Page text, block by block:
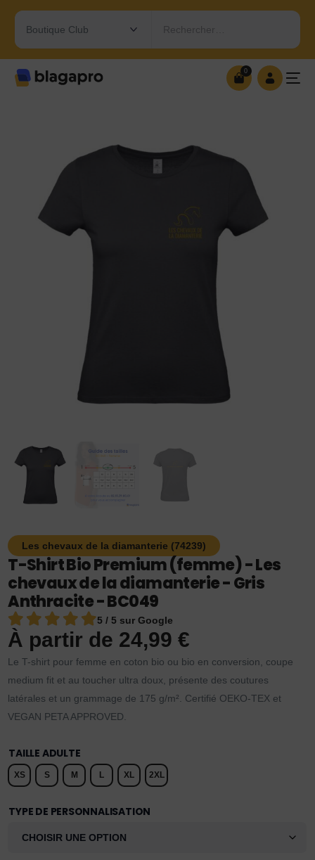
Rechercher…
0
Les chevaux de la diamanterie (74239)
T-Shirt Bio Premium (femme) - Les
chevaux de la diamanterie - Gris
Anthracite - BC049
5 / 5 sur Google
À partir de 24,99€
Le T-shirt pour femme en coton bio ou bio en conversion, coupe
medium fit et au toucher ultra doux, présente des coutures
latérales et un grammage de 175 g/m². Certifié OEKO-TEX et
VEGAN PETA APPROVED.
TAILLE ADULTE
XS S M L XL 2XL
TYPE DE PERSONNALISATION